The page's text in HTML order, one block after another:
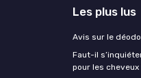
Les plus lus
Avis sur le
Faut-il
pour les cheveux